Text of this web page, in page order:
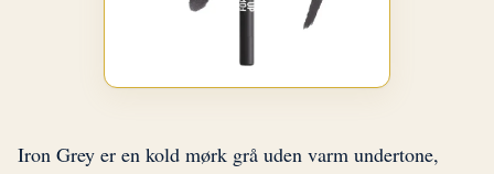
Iron Grey er en kold mørk grå uden varm undertone,